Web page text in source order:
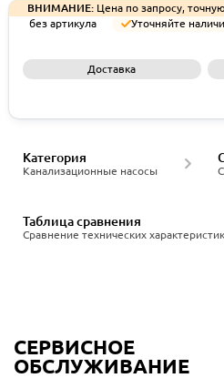
ВНИМАНИЕ: Цена по запросу,
без артикула
Уточняйте
Доставка
Канализационные насосы
Категория
Сравнение технических
Таблица сравнения
СЕРВИСНОЕ
ОБСЛУЖИВАНИЕ